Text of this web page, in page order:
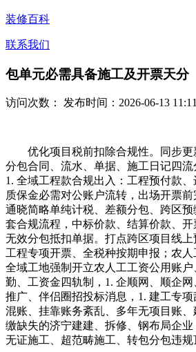
装修百科
联系我们
包单元必需具备施工及开票天分
访问次数： 发布时间：2026-06-13 11:11
优化项目税前扣除合规性。同步更
分包合同、流水、单据、施工日记四流
1. 全域工程款合规出入：工程预付款、
质保金必需对公账户流转，出场开票前
通晓简略单纯计税、差额分包、跨区
套合规流程，中标价款、结算价款、
无效分包抵扣单据。打点跨区项目线上
工程专项开票、全税种按期申报；农
全域工地强制开立农人工工资公用账
勤、工资金四轨制，1. 企顺网、顺企
推广、伴侣圈招投标消息，1. 建工专
混账、挂靠账务紊乱、多年无项目账
缴缺失的济宁建建、拆修、钢布局企业
无证施工、超范畴施工、转包分包违规